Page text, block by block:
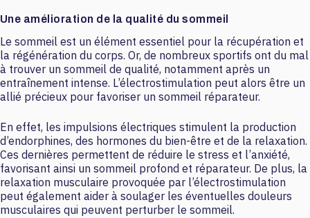
Une amélioration de la qualité du sommeil
Le sommeil est un élément essentiel pour la récupération et
la régénération du corps. Or, de nombreux sportifs ont du mal
à trouver un sommeil de qualité, notamment après un
entraînement intense. L’électrostimulation peut alors être un
allié précieux pour favoriser un sommeil réparateur.
En effet, les impulsions électriques stimulent la production
d’endorphines, des hormones du bien-être et de la relaxation.
Ces dernières permettent de réduire le stress et l’anxiété,
favorisant ainsi un sommeil profond et réparateur. De plus, la
relaxation musculaire provoquée par l’électrostimulation
peut également aider à soulager les éventuelles douleurs
musculaires qui peuvent perturber le sommeil.